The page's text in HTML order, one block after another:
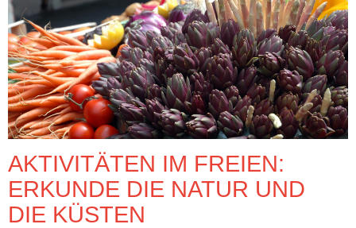
AKTIVITÄTEN IM FREIEN:
ERKUNDE DIE NATUR UND
DIE KÜSTEN